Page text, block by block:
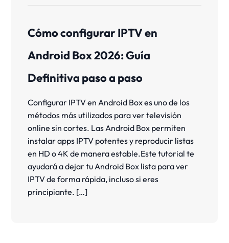
Cómo configurar IPTV en
Android Box 2026: Guía
Definitiva paso a paso
Configurar IPTV en Android Box es uno de los
métodos más utilizados para ver televisión
online sin cortes. Las Android Box permiten
instalar apps IPTV potentes y reproducir listas
en HD o 4K de manera estable.Este tutorial te
ayudará a dejar tu Android Box lista para ver
IPTV de forma rápida, incluso si eres
principiante. […]